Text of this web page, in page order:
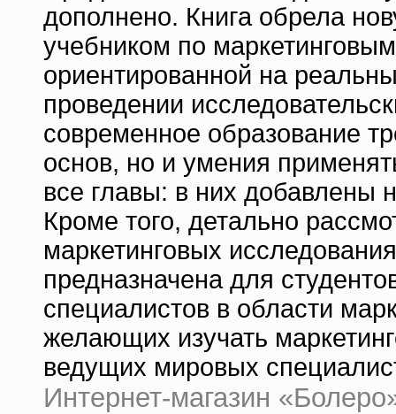
дополнено. Книга обрела
учебником по
ориентированной на
проведении
современное образование
основ, но и умения
все главы: в них
Кроме того, детально
маркетинговых
предназначена для
специалистов в области
желающих изучать
ведущих мировых
Интернет-магазин